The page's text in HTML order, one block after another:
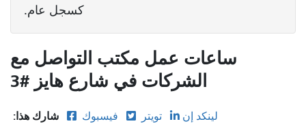
كسجل عام.
ساعات عمل مكتب التواصل مع
الشركات في شارع هايز #3
شارك هذا: فيسبوك تويتر لينكد إن